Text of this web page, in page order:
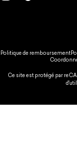
Politique de remboursement
Ce site est protégé par